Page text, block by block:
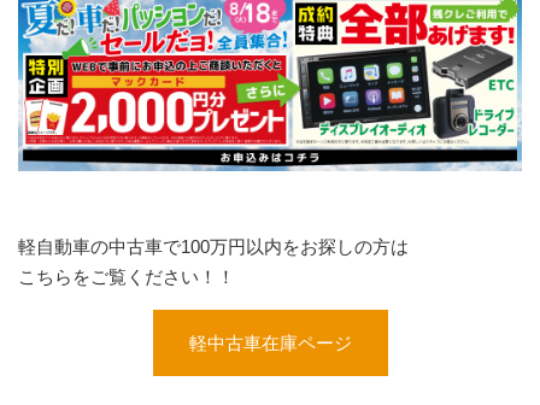
軽自動車の中古車で100万円以内をお探しの方は
こちらをご覧ください！！
軽中古車在庫ページ